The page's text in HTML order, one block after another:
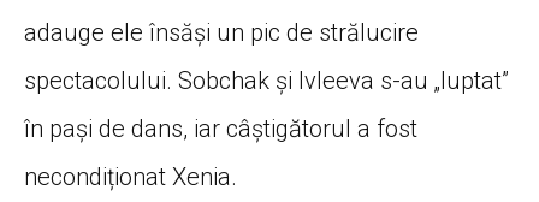
adauge ele însăși un pic de strălucire
spectacolului. Sobchak și Ivleeva s-au „luptat”
în pași de dans, iar câștigătorul a fost
necondiționat Xenia.